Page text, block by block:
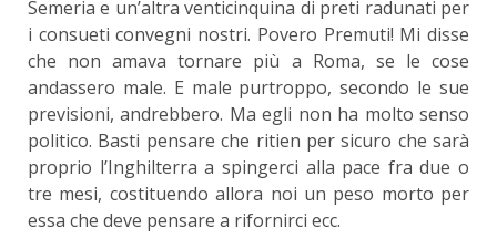
Semeria e un’altra venticinquina di preti radunati per
i consueti convegni nostri. Povero Premuti! Mi disse
che non amava tornare più a Roma, se le cose
andassero male. E male purtroppo, secondo le sue
previsioni, andrebbero. Ma egli non ha molto senso
politico. Basti pensare che ritien per sicuro che sarà
proprio l’Inghilterra a spingerci alla pace fra due o
tre mesi, costituendo allora noi un peso morto per
essa che deve pensare a rifornirci ecc.